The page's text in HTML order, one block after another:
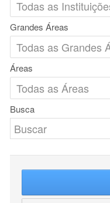
Grandes Áreas
Áreas
Busca